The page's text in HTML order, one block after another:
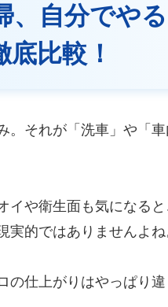
、自分でや
比較！
。それが「洗車」や「
イや衛生面も気になる
的ではありませんよね
の仕上がりはやっぱり違